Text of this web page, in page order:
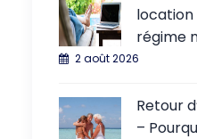
location
régime
2 août 2026
Retour
–